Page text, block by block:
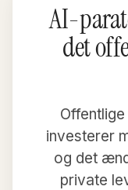
AI-
det
investerer
og det
private